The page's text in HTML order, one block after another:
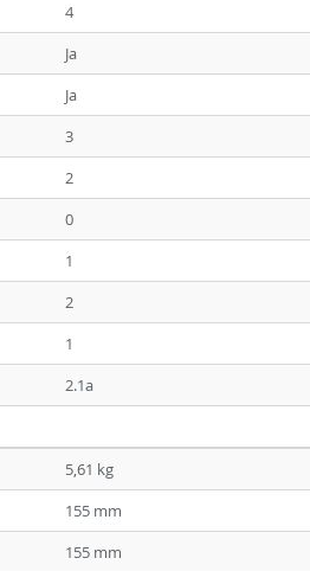
4
Ja
Ja
3
2
0
1
2
1
2.1a
5,61 kg
155 mm
155 mm